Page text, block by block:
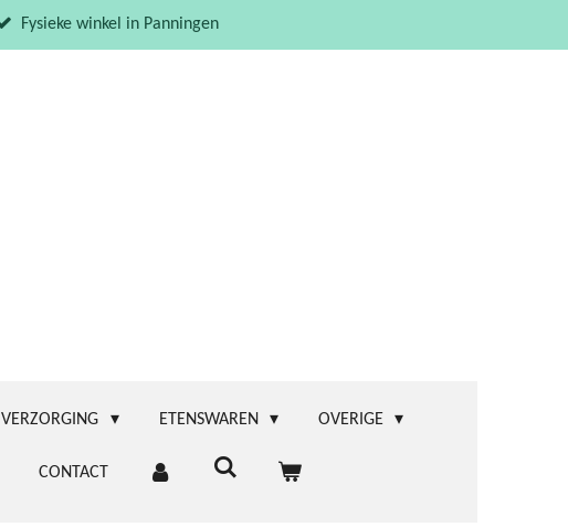
Fysieke winkel in Panningen
VERZORGING ETENSWAREN OVERIGE
CONTACT